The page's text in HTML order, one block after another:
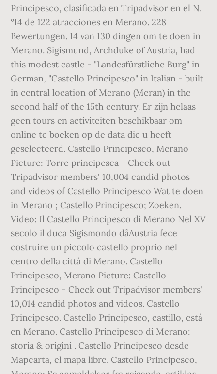
Principesco, clasificada en Tripadvisor en el N.
°14 de 122 atracciones en Merano. 228
Bewertungen. 14 van 130 dingen om te doen in
Merano. Sigismund, Archduke of Austria, had
this modest castle - "Landesfürstliche Burg" in
German, "Castello Principesco" in Italian - built
in central location of Merano (Meran) in the
second half of the 15th century. Er zijn helaas
geen tours en activiteiten beschikbaar om
online te boeken op de data die u heeft
geselecteerd. Castello Principesco, Merano
Picture: Torre principesca - Check out
Tripadvisor members' 10,004 candid photos
and videos of Castello Principesco Wat te doen
in Merano ; Castello Principesco; Zoeken.
Video: Il Castello Principesco di Merano Nel XV
secolo il duca Sigismondo dâAustria fece
costruire un piccolo castello proprio nel
centro della città di Merano. Castello
Principesco, Merano Picture: Castello
Principesco - Check out Tripadvisor members'
10,014 candid photos and videos. Castello
Principesco. Castello Principesco, castillo, está
en Merano. Castello Principesco di Merano:
storia & origini . Castello Principesco desde
Mapcarta, el mapa libre. Castello Principesco,